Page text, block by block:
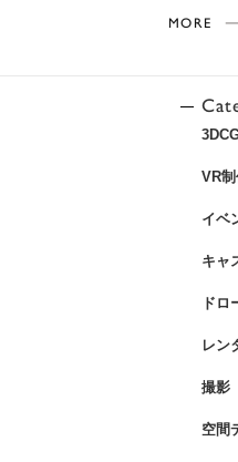
VR制
イベ
キャ
ドロ
レン
撮影
空間
MORE